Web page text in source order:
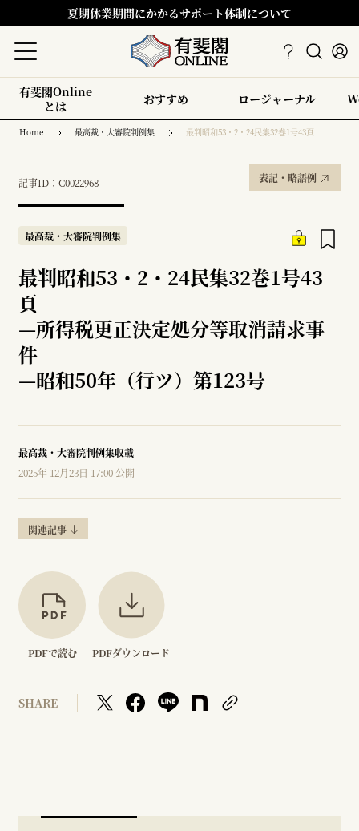
夏期休業期間にかかるサポート体制について
有斐閣Online
とは
おすすめ ロージャーナル
Home 最高裁・大審院判例集 最判昭和53・2・24民集32巻1号43頁
記事ID：C0022968 表記・略語例
最高裁・大審院判例集
最判昭和53・2・24民集32巻1号43
頁
—所得税更正決定処分等取消請求事
件
—昭和50年（行ツ）第123号
最高裁・大審院判例集収載
2025年 12月23日 17:00 公開
関連記事
PDFで読む PDFダウンロード
SHARE